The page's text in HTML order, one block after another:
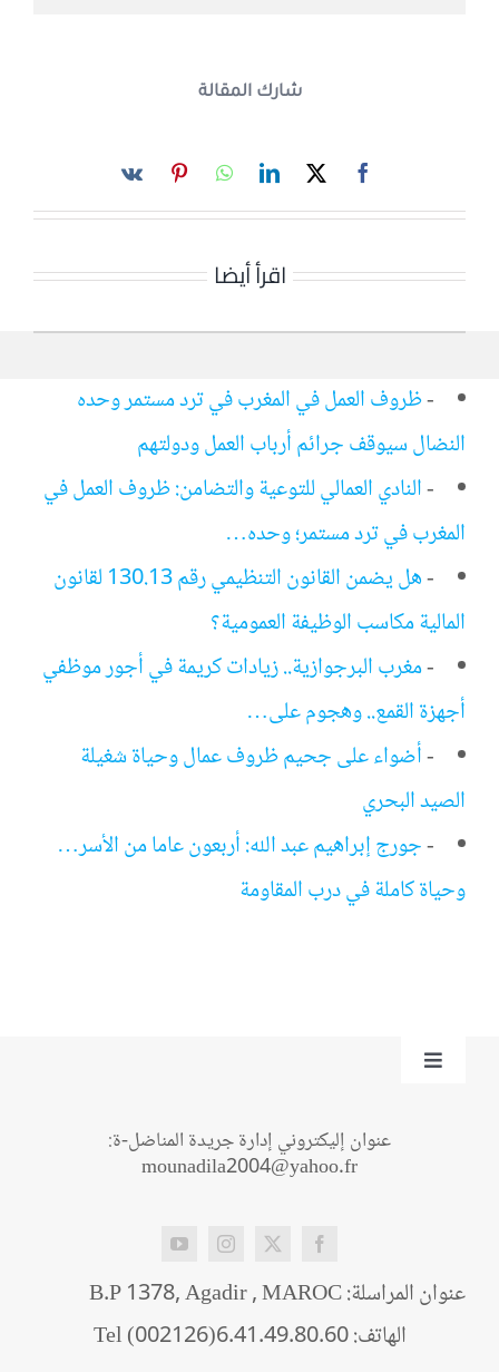
شارك المقالة
اقرأ أيضا
-ظروف العمل في المغرب في ترد مستمر وحده
النضال سيوقف جرائم أرباب العمل ودولتهم
-النادي العمالي للتوعية والتضامن: ظروف العمل في
المغرب في ترد مستمر؛ وحده…
-
هل يضمن القانون التنظيمي رقم 130.13 لقانون
المالية مكاسب الوظيفة العمومية؟
-مغرب البرجوازية.. زيادات كريمة في أجور موظفي
أجهزة القمع.. وهجوم على…
-أضواء على جحيم ظروف عمال وحياة شغيلة
الصيد البحري
-جورج إبراهيم عبد الله: أربعون عاما من الأسر…
وحياة كاملة في درب المقاومة
Toggle
عنوان إليكتروني إدارة جريدة المناضل-ة:
mounadila2004@yahoo.fr
عنوان المراسلة: B.P 1378, Agadir , MAROC
الهاتف: Tel (002126)6.41.49.80.60